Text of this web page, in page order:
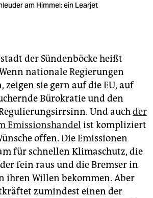
am Himmel: ein Learjet
der Sündenböcke heißt
nationale Regierungen
zeigen sie gern auf die EU, auf
Bürokratie und den
Und auchder
Emissionshandel ist kompliziert
offen. Die Emissionen
für schnellen Klimaschutz, die
fein raus und die Bremser in
ihren Willen bekommen. Aber
zumindest einen der